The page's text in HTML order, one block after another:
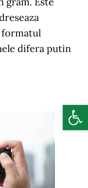
formatul
difera putin